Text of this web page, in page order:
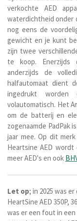
verkochte AED
waterdichtheid onder
nog eens de
gewicht en je kunt
zijn twee
te koop. Enerzijds
anderzijds de
halfautomaat dient
ingedrukt
volautomatisch. Het
om de batterij en
zogenaamde PadPak
jaar mee. Op dit
Heartsine AED wordt
meer AED's en ook
Let op; in 2025 was
HeartSine AED 350P,
was er een fout in een